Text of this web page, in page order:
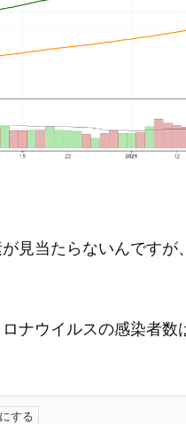
見当たらないんです
ナウイルスの感染者数